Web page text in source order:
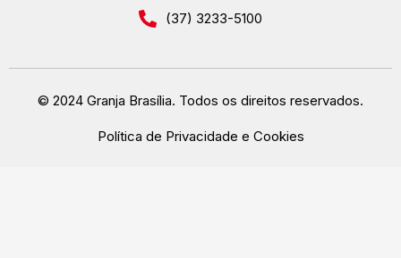
(37) 3233-5100
© 2024 Granja Brasília. Todos os direitos reservados.
Política de Privacidade e Cookies